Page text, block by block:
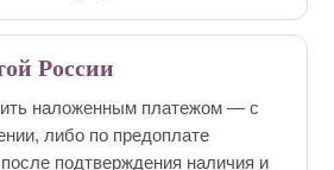
России
наложенным платежом — с
либо по предоплате
подтверждения наличия и